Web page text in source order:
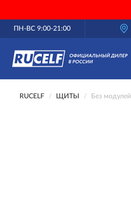
ПН-ВС 9:00-21:00
RUCELF ЩИТЫ Без модулей